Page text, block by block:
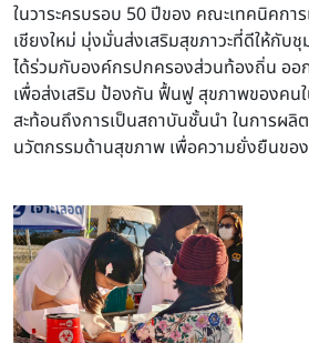
ในวาระครบรอบ 50 ปีของ คณะเทคนิคก
เชียงใหม่ มุ่งมั่นส่งเสริมสุขภาวะที่ดีให้กับ
ได้ร่วมกับองค์กรปกครองส่วนท้องถิ่น ออ
เพื่อส่งเสริม ป้องกัน ฟื้นฟู สุขภาพของคน
สะท้อนถึงการเป็นสถาบันชั้นนำ ในการผลิ
นวัตกรรมด้านสุขภาพ เพื่อความยั่งยืนขอ